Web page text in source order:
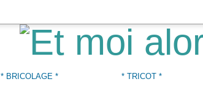
* BRICOLAGE * * TRICOT *